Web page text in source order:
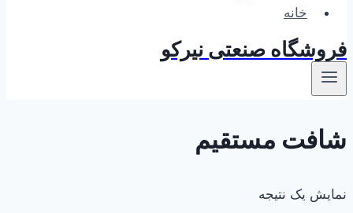
خانه
فروشگاه صنعتی نیرکو
شافت مستقیم
نمایش یک نتیجه